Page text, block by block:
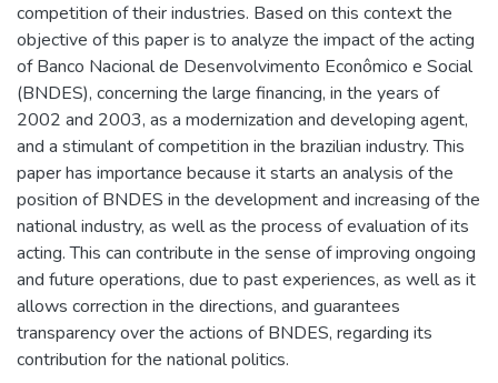
competition of their industries. Based on this context the
objective of this paper is to analyze the impact of the acting
of Banco Nacional de Desenvolvimento Econômico e Social
(BNDES), concerning the large financing, in the years of
2002 and 2003, as a modernization and developing agent,
and a stimulant of competition in the brazilian industry. This
paper has importance because it starts an analysis of the
position of BNDES in the development and increasing of the
national industry, as well as the process of evaluation of its
acting. This can contribute in the sense of improving ongoing
and future operations, due to past experiences, as well as it
allows correction in the directions, and guarantees
transparency over the actions of BNDES, regarding its
contribution for the national politics.